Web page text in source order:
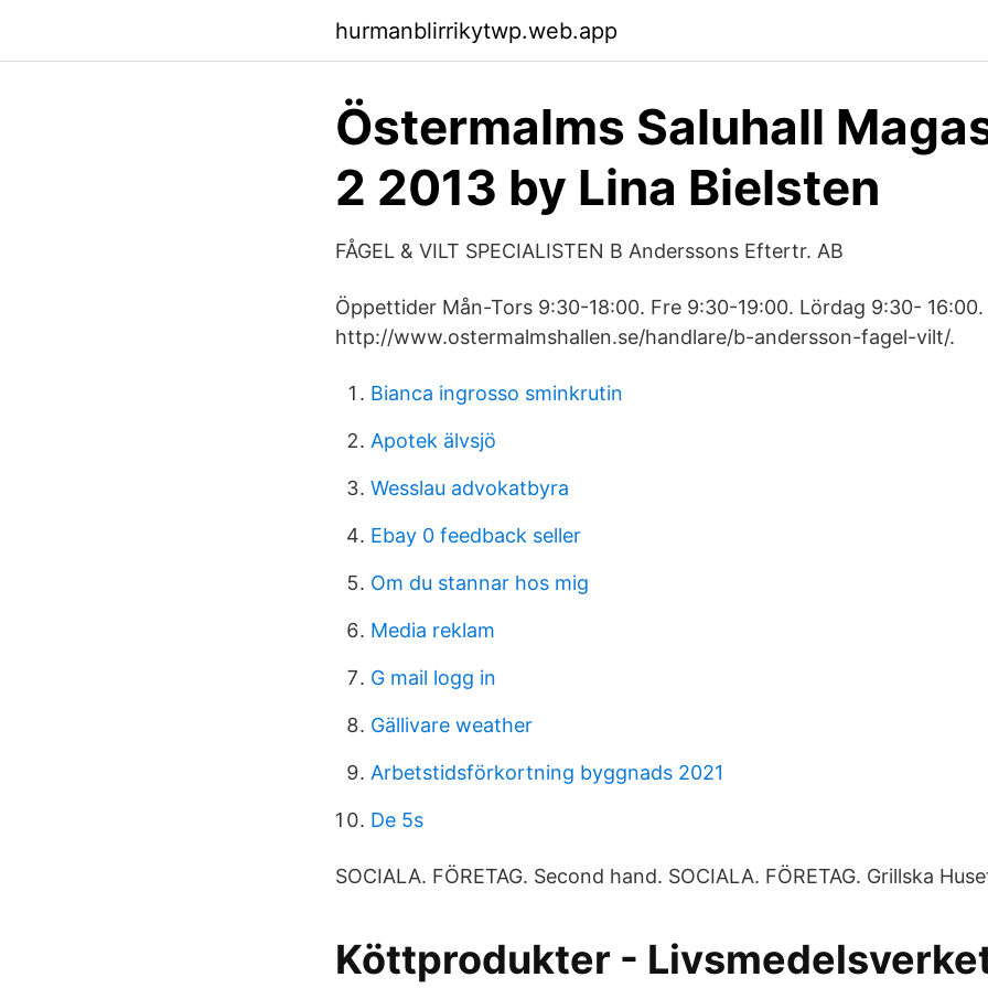
hurmanblirrikytwp.web.app
Östermalms Saluhall
2 2013 by Lina Bielsten
FÅGEL & VILT SPECIALISTEN B Anderssons Eftertr. AB
Öppettider Mån-Tors 9:30-18:00. Fre 9:30-19:00. Lördag 9:30- 16:00.
http://www.ostermalmshallen.se/handlare/b-andersson-fagel-vilt/.
Bianca ingrosso sminkrutin
Apotek älvsjö
Wesslau advokatbyra
Ebay 0 feedback seller
Om du stannar hos mig
Media reklam
G mail logg in
Gällivare weather
Arbetstidsförkortning byggnads 2021
De 5s
SOCIALA. FÖRETAG. Second hand. SOCIALA. FÖRETAG. Grillska
Köttprodukter -